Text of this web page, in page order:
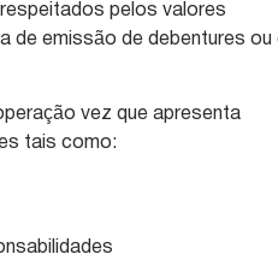
pelos valores
de emissão de debentures ou
vez que apresenta
tais como: